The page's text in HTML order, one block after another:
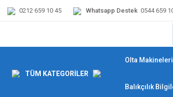
0212 659 10 45 Whatsapp Destek 0544 659
TÜM KATEGORİLER
Olta Makineleri
Balıkçılık